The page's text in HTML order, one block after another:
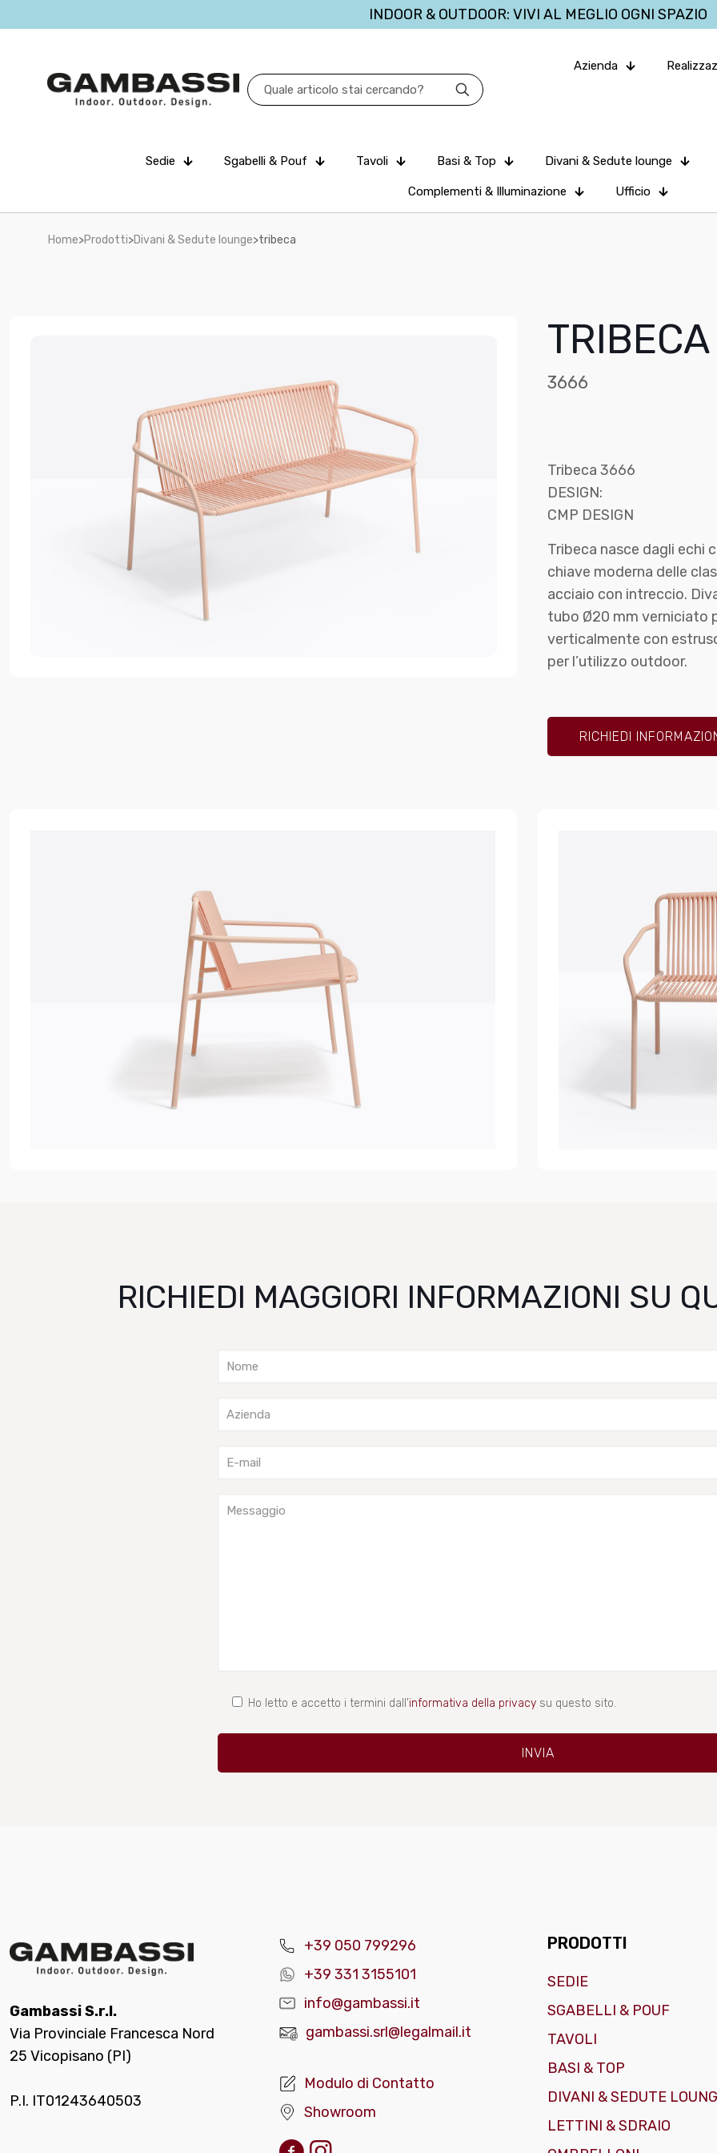
INDOOR & OUTDOOR: VIVI AL MEGLIO OGNI SPAZIO
Azienda
Sedie Sgabelli & Pouf Tavoli Basi & Top Divani & Sedute lounge
Complementi & Illuminazione Ufficio
Home>Prodotti>Divani & Sedute lounge>tribeca
TRIBECA
3666
Tribeca 3666
DESIGN:
CMP DESIGN
Tribeca nasce dagli echi
chiave moderna delle
acciaio con intreccio.
tubo Ø20 mm verniciato
verticalmente con
per l’utilizzo outdoor.
RICHIEDI
RICHIEDI MAGGIORI INFORMAZIONI SU
Ho letto e accetto i termini dall'informativa della privacy su questo sito.
Gambassi S.r.l.
Via Provinciale Francesca Nord
25 Vicopisano (PI)
P.I. IT01243640503
+39 050 799296
+39 331 3155101
info@gambassi.it
gambassi.srl@legalmail.it
Modulo di Contatto
Showroom
PRODOTTI
SEDIE
SGABELLI & POUF
TAVOLI
BASI & TOP
DIVANI & SEDUTE
LETTINI & SDRAIO